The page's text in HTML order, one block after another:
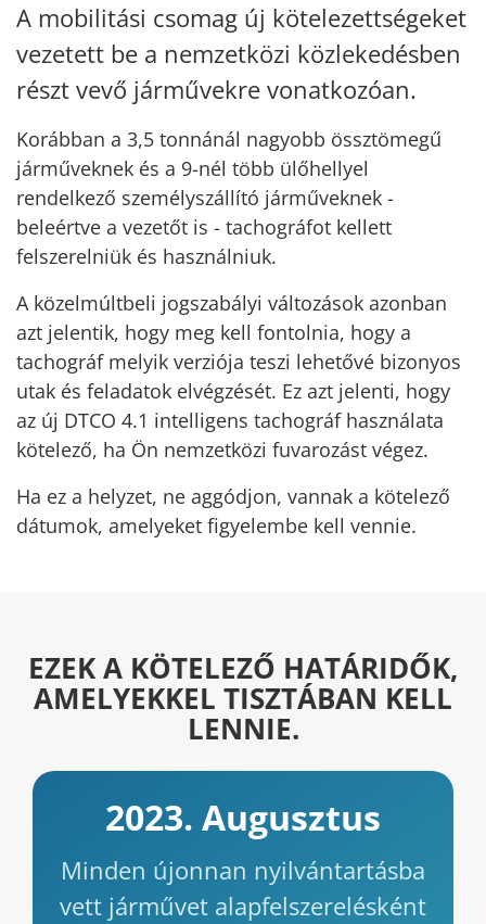
A mobilitási csomag új kötelezettségeket
vezetett be a nemzetközi közlekedésben
részt vevő járművekre vonatkozóan.
Korábban a 3,5 tonnánál nagyobb össztömegű
járműveknek és a 9-nél több ülőhellyel
rendelkező személyszállító járműveknek -
beleértve a vezetőt is - tachográfot kellett
felszerelniük és használniuk.
A közelmúltbeli jogszabályi változások azonban
azt jelentik, hogy meg kell fontolnia, hogy a
tachográf melyik verziója teszi lehetővé bizonyos
utak és feladatok elvégzését. Ez azt jelenti, hogy
az új DTCO 4.1 intelligens tachográf használata
kötelező, ha Ön nemzetközi fuvarozást végez.
Ha ez a helyzet, ne aggódjon, vannak a kötelező
dátumok, amelyeket figyelembe kell vennie.
EZEK A KÖTELEZŐ HATÁRIDŐK,
AMELYEKKEL TISZTÁBAN KELL
LENNIE.
2023. Augusztus
Minden újonnan nyilvántartásba
vett járművet alapfelszerelésként